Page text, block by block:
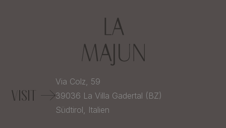
VISIT
Via Colz, 59
39036 La Villa Gadertal (BZ)
Südtirol, Italien